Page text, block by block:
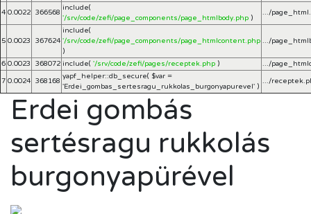
4 0.0022 366568
include(
'/srv/code/zefi/page_components/page_htmlbody.php )
.../
5 0.0023 367624
include(
'/srv/code/zefi/page_components/page_htmlcontent.php
)
.../
6 0.0023 368072 include( '/srv/code/zefi/pages/receptek.php ) .../
7 0.0024 368168
yapf_helper::db_secure( $var =
'Erdei_gombas_sertesragu_rukkolas_burgonyapurevel' )
.../
Erdei gombás
sertésragu rukkolás
burgonyapürével